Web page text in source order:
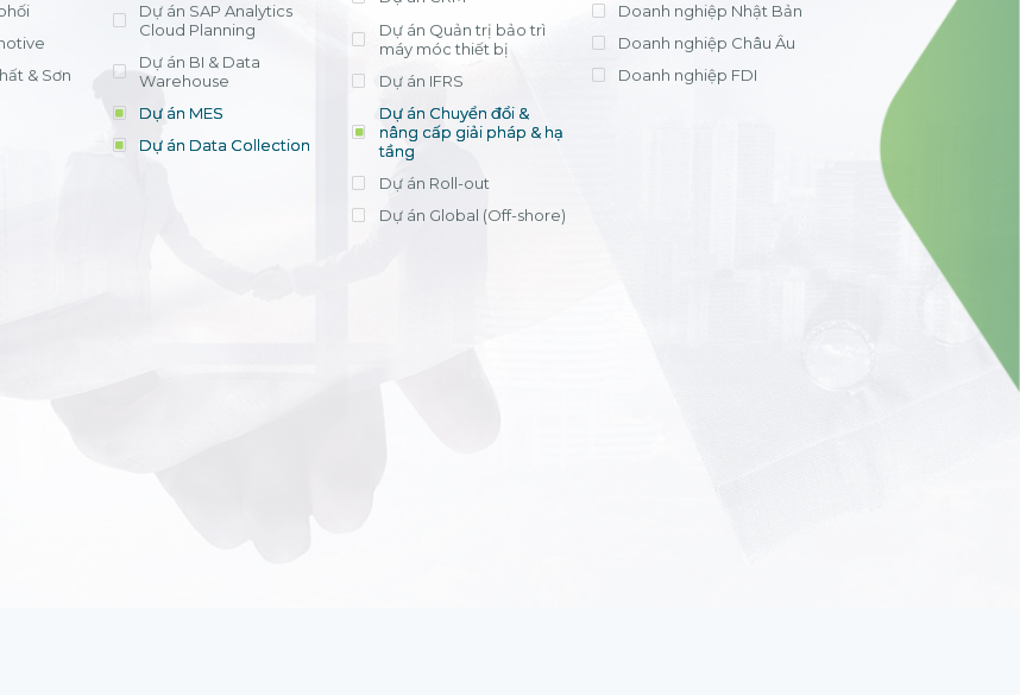
& Sơn
Dự án SAP Analytics
Cloud Planning
Dự án BI & Data
Warehouse
Dự án MES
Dự án Data Collection
Dự án Quản trị bảo trì
máy móc thiết bị
Dự án IFRS
Dự án Chuyển đổi &
nâng cấp giải pháp & hạ
tầng
Dự án Roll-out
Dự án Global (Off-shore)
Doanh nghiệp Nhật Bản
Doanh nghiệp Châu Âu
Doanh nghiệp FDI